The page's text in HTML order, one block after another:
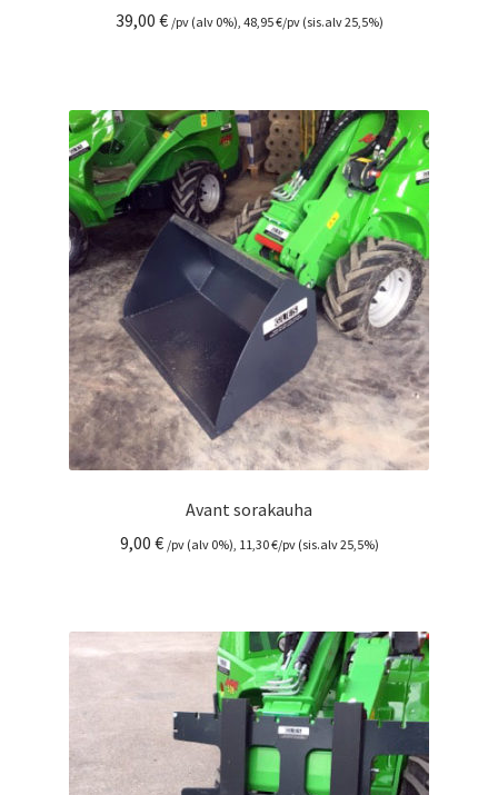
39,00 € /pv (alv 0%), 48,95€/pv (sis.alv 25,5%)
Avant sorakauha
9,00 € /pv (alv 0%), 11,30€/pv (sis.alv 25,5%)